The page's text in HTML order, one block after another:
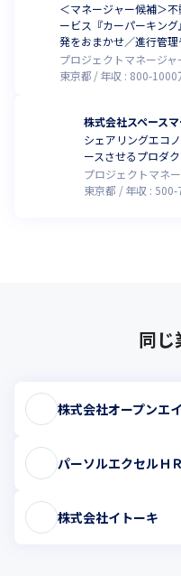
＜マネージャー候補＞
ービス『カーパーキン
発をおまかせ／進行管
引
プロジェクトマネージャ
東京都
年収 : 800-1000
株式会社スペース
シェアリングエコ
ースさせるプロダ
プロジェクトマネ
東京都
年収 :500-
同じ
株式会社オープンエ
パーソルエクセルＨ
株式会社イトーキ